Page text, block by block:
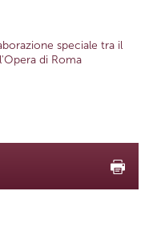
speciale tra il
di Roma